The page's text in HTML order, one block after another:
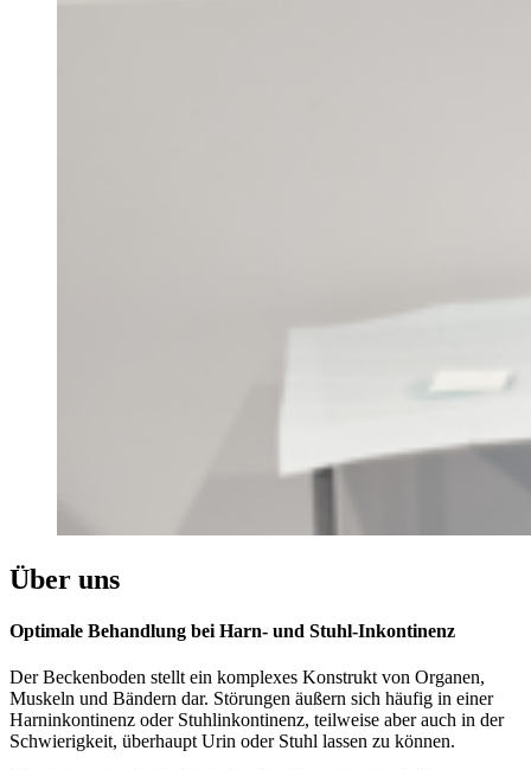
Über uns
Optimale Behandlung bei Harn- und Stuhl-Inkontinenz
Der Beckenboden stellt ein komplexes Konstrukt von Organen,
Muskeln und Bändern dar. Störungen äußern sich häufig in einer
Harninkontinenz oder Stuhlinkontinenz, teilweise aber auch in der
Schwierigkeit, überhaupt Urin oder Stuhl lassen zu können.